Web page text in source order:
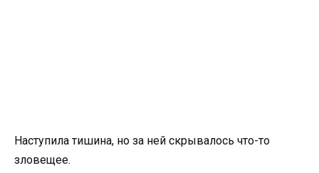
Наступила тишина, но за ней скрывалось что-то
зловещее.